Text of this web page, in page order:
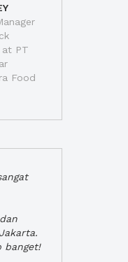
at PT
Food
banget!